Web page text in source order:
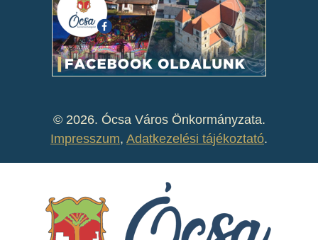
© 2026. Ócsa Város Önkormányzata.
Impresszum, Adatkezelési tájékoztató.